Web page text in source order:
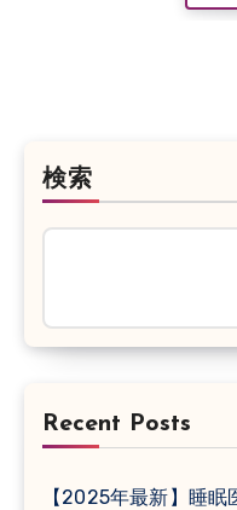
検索
Recent Posts
【2025年最新】睡